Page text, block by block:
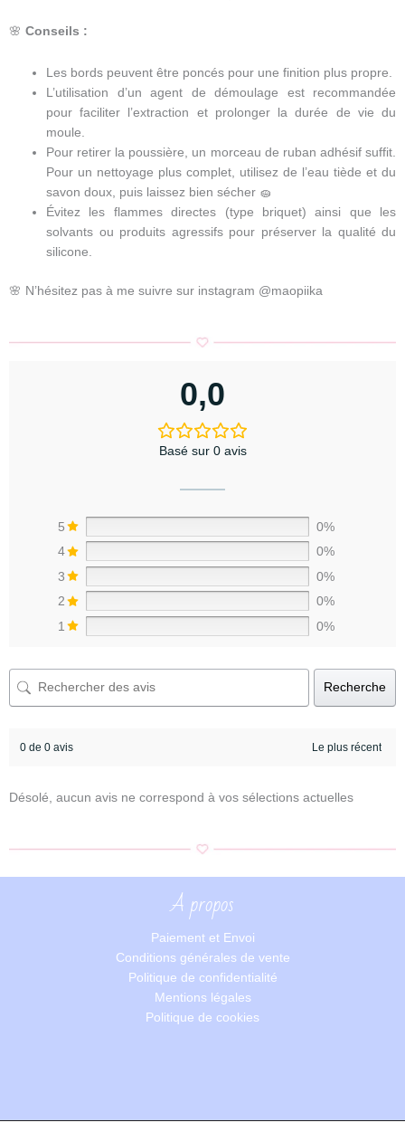
🌸 Conseils :
Les bords peuvent être poncés pour une finition plus propre.
L’utilisation d’un agent de démoulage est recommandée
pour faciliter l’extraction et prolonger la durée de vie du
moule.
Pour retirer la poussière, un morceau de ruban adhésif suffit.
Pour un nettoyage plus complet, utilisez de l’eau tiède et du
savon doux, puis laissez bien sécher 🧽
Évitez les flammes directes (type briquet) ainsi que les
solvants ou produits agressifs pour préserver la qualité du
silicone.
🌸 N’hésitez pas à me suivre sur instagram @maopiika
0,0
Basé sur 0 avis
5
0%
4
0%
3
0%
2
0%
1
0%
Recherche
0 de 0 avis
Désolé, aucun avis ne correspond à vos sélections actuelles
A propos
Paiement et Envoi
Conditions générales de vente
Politique de confidentialité
Mentions légales
Politique de cookies